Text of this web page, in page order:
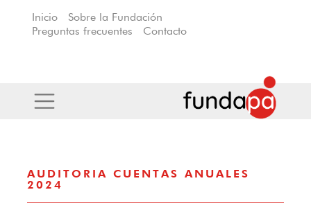
Inicio
Sobre la Fundación
Preguntas frecuentes
Contacto
AUDITORIA CUENTAS ANUALES
2024